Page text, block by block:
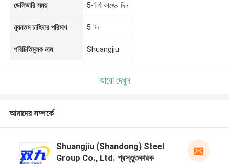
ডেলিভারি সময় 5-14 কাজের দিন
ন্যূনতম চাহিদার পরিমাণ 5 টন
পরিচিতিমুলক নাম Shuangjiu
আরো দেখুন
আমাদের সম্পর্কে
Shuangjiu (Shandong) Steel
Group Co., Ltd. প্রস্তুতকারক